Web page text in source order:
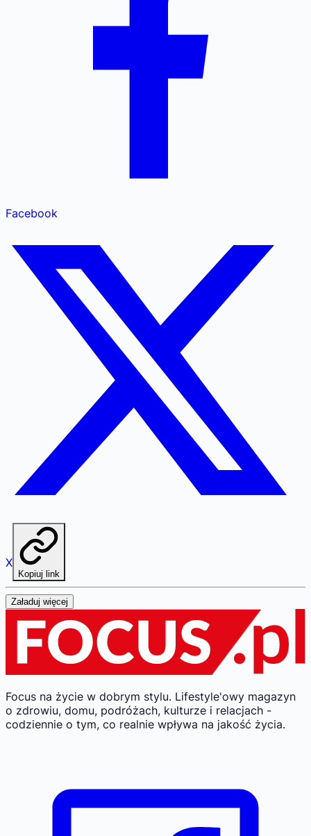
Facebook
X
Kopiuj link
Załaduj więcej
Focus na życie w dobrym stylu. Lifestyle'owy magazyn
o zdrowiu, domu, podróżach, kulturze i relacjach -
codziennie o tym, co realnie wpływa na jakość życia.